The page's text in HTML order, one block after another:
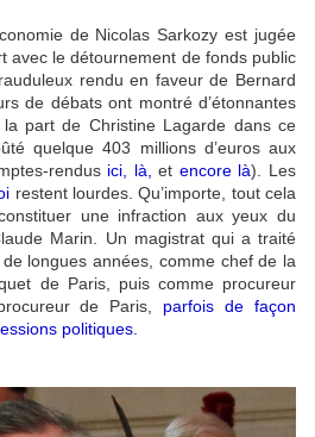
de Nicolas Sarkozy est jugée
avec le détournement de fonds public
rendu en faveur de Bernard
de débats ont montré d’étonnantes
part de Christine Lagarde dans ce
quelque 403 millions d’euros aux
rendus ici là et encore là). Les
restent lourdes. Qu’importe, tout cela
une infraction aux yeux du
Marin. Un magistrat qui a traité
longues années, comme chef de la
de Paris, puis comme procureur
de Paris, parfois de façon
politiques